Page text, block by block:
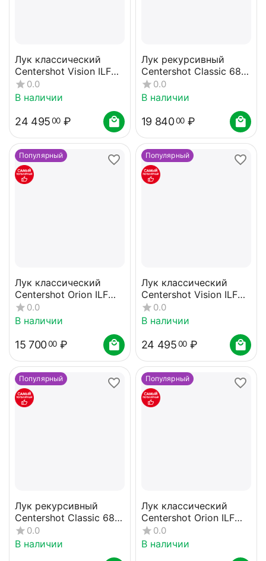
Лук классический
Centershot Vision ILF
(черный) 28#
0.0
В наличии
24 49500 ₽
Лук рекурсивный
Centershot Classic 68"
30# с комплектом
0.0
В наличии
19 84000 ₽
Популярный
Лук классический
Centershot Orion ILF
(черный) 32#
0.0
В наличии
15 70000 ₽
Популярный
Лук классический
Centershot Vision ILF
(черный) 24#
0.0
В наличии
24 49500 ₽
Популярный
Лук рекурсивный
Centershot Classic 68"
(черные плечи) 34#
0.0
В наличии
Популярный
Лук классический
Centershot Orion ILF
(черный) 28#
0.0
В наличии